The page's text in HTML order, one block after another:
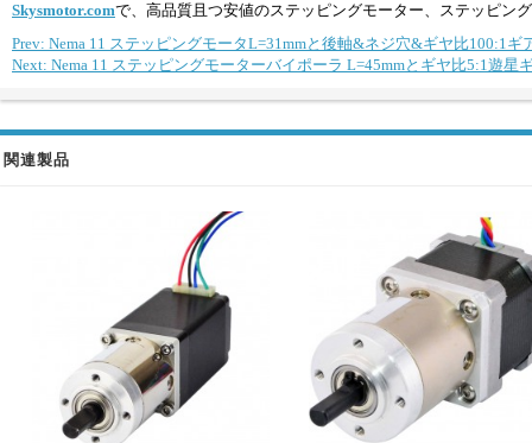
Skysmotor.comで、高品質且つ安値のステッピングモーター、ステッピン
Prev: Nema 11 ステッピングモータL=31mmと後軸&ネジ穴&ギヤ比100:1ギ
Next: Nema 11 ステッピングモーターバイポーラ L=45mmとギヤ比5:1遊星
関連製品